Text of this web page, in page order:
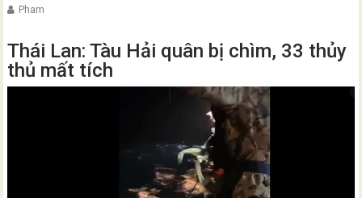
Pham
Thái Lan: Tàu Hải quân bị chìm, 33 thủy
thủ mất tích